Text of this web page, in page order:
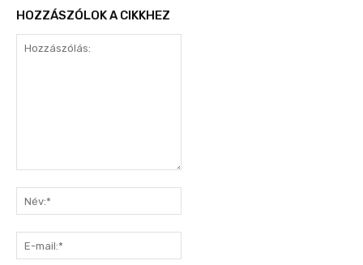
HOZZÁSZÓLOK A CIKKHEZ
mail:*